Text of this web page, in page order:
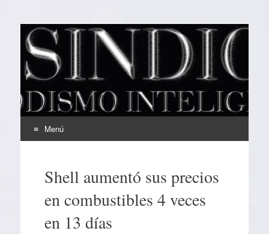
EL SINDICAL
Periodismo Inteligente
Menú
contenidoShell aumentó sus precios
en combustibles 4 veces
en 13 días